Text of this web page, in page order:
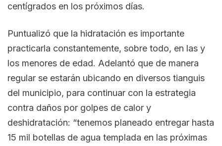
centígrados en los próximos días.
Puntualizó que la hidratación es importante
practicarla constantemente, sobre todo, en las y
los menores de edad. Adelantó que de manera
regular se estarán ubicando en diversos tianguis
del municipio, para continuar con la estrategia
contra daños por golpes de calor y
deshidratación: “tenemos planeado entregar hasta
15 mil botellas de agua templada en las próximas